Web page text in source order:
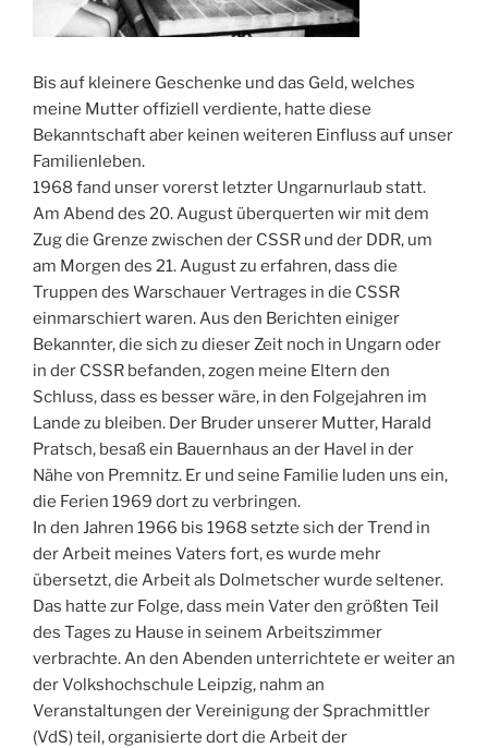
Bis auf kleinere Geschenke und das Geld, welches
meine Mutter offiziell verdiente, hatte diese
Bekanntschaft aber keinen weiteren Einfluss auf unser
Familienleben.
1968 fand unser vorerst letzter Ungarnurlaub statt.
Am Abend des 20. August überquerten wir mit dem
Zug die Grenze zwischen der CSSR und der DDR, um
am Morgen des 21. August zu erfahren, dass die
Truppen des Warschauer Vertrages in die CSSR
einmarschiert waren. Aus den Berichten einiger
Bekannter, die sich zu dieser Zeit noch in Ungarn oder
in der CSSR befanden, zogen meine Eltern den
Schluss, dass es besser wäre, in den Folgejahren im
Lande zu bleiben. Der Bruder unserer Mutter, Harald
Pratsch, besaß ein Bauernhaus an der Havel in der
Nähe von Premnitz. Er und seine Familie luden uns ein,
die Ferien 1969 dort zu verbringen.
In den Jahren 1966 bis 1968 setzte sich der Trend in
der Arbeit meines Vaters fort, es wurde mehr
übersetzt, die Arbeit als Dolmetscher wurde seltener.
Das hatte zur Folge, dass mein Vater den größten Teil
des Tages zu Hause in seinem Arbeitszimmer
verbrachte. An den Abenden unterrichtete er weiter an
der Volkshochschule Leipzig, nahm an
Veranstaltungen der Vereinigung der Sprachmittler
(VdS) teil, organisierte dort die Arbeit der